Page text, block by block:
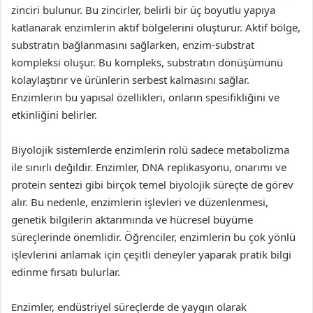
zinciri bulunur. Bu zincirler, belirli bir üç boyutlu yapıya
katlanarak enzimlerin aktif bölgelerini oluşturur. Aktif bölge,
substratın bağlanmasını sağlarken, enzim-substrat
kompleksi oluşur. Bu kompleks, substratın dönüşümünü
kolaylaştırır ve ürünlerin serbest kalmasını sağlar.
Enzimlerin bu yapısal özellikleri, onların spesifikliğini ve
etkinliğini belirler.
Biyolojik sistemlerde enzimlerin rolü sadece metabolizma
ile sınırlı değildir. Enzimler, DNA replikasyonu, onarımı ve
protein sentezi gibi birçok temel biyolojik süreçte de görev
alır. Bu nedenle, enzimlerin işlevleri ve düzenlenmesi,
genetik bilgilerin aktarımında ve hücresel büyüme
süreçlerinde önemlidir. Öğrenciler, enzimlerin bu çok yönlü
işlevlerini anlamak için çeşitli deneyler yaparak pratik bilgi
edinme fırsatı bulurlar.
Enzimler, endüstriyel süreçlerde de yaygın olarak